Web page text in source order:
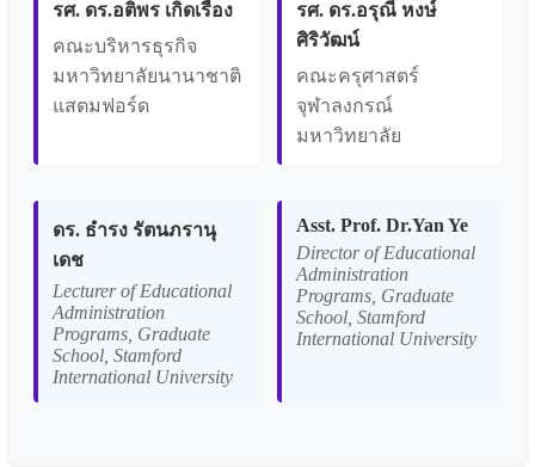
รศ. ดร.อติพร เกิดเรือง
คณะบริหารธุรกิจ
มหาวิทยาลัยนานาชาติ
แสตมฟอร์ด
รศ. ดร.อรุณี หงษ์
ศิริวัฒน์
คณะครุศาสตร์
จุฬาลงกรณ์
มหาวิทยาลัย
ดร. ธำรง รัตนภรานุ
เดช
Lecturer of Educational
Administration
Programs, Graduate
School, Stamford
International University
Asst. Prof. Dr.Yan Ye
Director of Educational
Administration
Programs, Graduate
School, Stamford
International University